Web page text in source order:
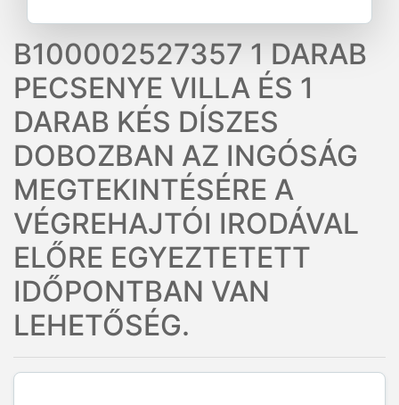
B100002527357 1 DARAB
PECSENYE VILLA ÉS 1
DARAB KÉS DÍSZES
DOBOZBAN AZ INGÓSÁG
MEGTEKINTÉSÉRE A
VÉGREHAJTÓI IRODÁVAL
ELŐRE EGYEZTETETT
IDŐPONTBAN VAN
LEHETŐSÉG.